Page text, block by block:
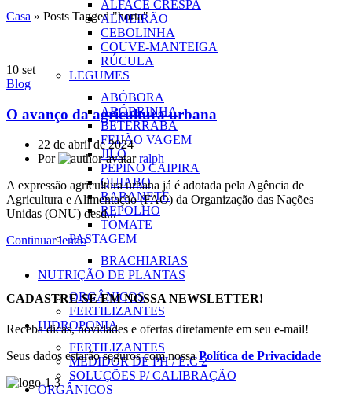
ALFACE CRESPA
ALMEIRÃO
CEBOLINHA
COUVE-MANTEIGA
RÚCULA
LEGUMES
ABÓBORA
ABÓBRINHA
BETERRABA
FEIJÃO VAGEM
JILÓ
PEPINO CAIPIRA
QUIABO
RABANETE
REPOLHO
TOMATE
PASTAGEM
BRACHIARIAS
NUTRIÇÃO DE PLANTAS
ORGÂNICOS
FERTILIZANTES
HIDROPONIA
FERTILIZANTES
MEDIDOR DE PH / E.C 2
SOLUÇÕES P/ CALIBRAÇÃO
ORGÂNICOS
Casa » Posts Tagged "horta"
10 set
Blog
O avanço da agricultura urbana
22 de abril de 2024
Por
ralph
A expressão agricultura urbana já é adotada pela Agência de
Agricultura e Alimentação (FAO) da Organização das Nações
Unidas (ONU) desd...
Continuar lendo
CADASTRE-SE EM NOSSA NEWSLETTER!
Receba dicas, novidades e ofertas diretamente em seu e-mail!
Seus dados estarão seguros com nossaPolítica de Privacidade